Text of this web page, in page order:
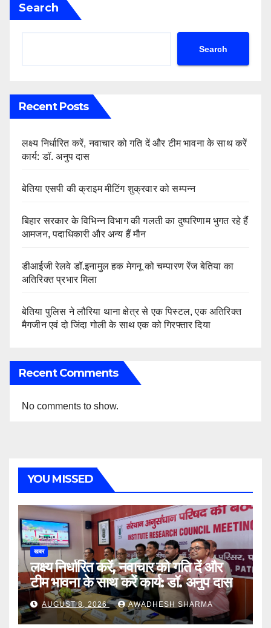
Search
Search
Recent Posts
लक्ष्य निर्धारित करें, नवाचार को गति दें और टीम भावना के साथ करें
कार्य: डॉ. अनुप दास
बेतिया एसपी की क्राइम मीटिंग शुक्रवार को सम्पन्न
बिहार सरकार के विभिन्न विभाग की गलती का दुष्परिणाम भुगत रहे हैं
आमजन, पदाधिकारी और अन्य हैं मौन
डीआईजी रेलवे डॉ.इनामुल हक मेगनू को चम्पारण रेंज बेतिया का
अतिरिक्त प्रभार मिला
बेतिया पुलिस ने लौरिया थाना क्षेत्र से एक पिस्टल, एक अतिरिक्त
मैगजीन एवं दो जिंदा गोली के साथ एक को गिरफ्तार दिया
Recent Comments
No comments to show.
YOU MISSED
खबर
लक्ष्य निर्धारित करें, नवाचार को गति दें और
टीम भावना के साथ करें कार्य: डॉ. अनुप दास
AUGUST 8, 2026 AWADHESH SHARMA